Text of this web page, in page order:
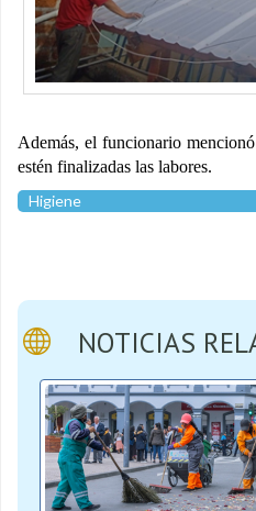
Además, el funcionario
estén finalizadas las labores.
Higiene
NOTICIAS